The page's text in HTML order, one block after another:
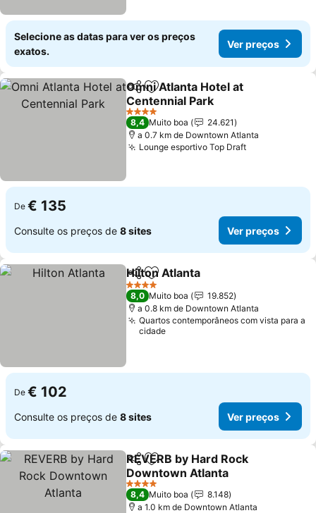
Selecione as datas para ver os preços
exatos.
Ver preços
PartilharAdicionar aos favoritos
Omni Atlanta Hotel at
Centennial Park
Ver preços
4 Estrelas
8,4 Muito boa
24.621
a 0.7 km de Downtown Atlanta
Lounge esportivo Top DraftVer preços
De € 135
Consulte os preços de 8 sites Ver preços
PartilharAdicionar aos favoritos
Hilton Atlanta
4 Estrelas
8,0 Muito boa
19.852
a 0.8 km de Downtown Atlanta
Quartos contemporâneos com vista para a
cidade
De € 102
Consulte os preços de 8 sites Ver preços
PartilharAdicionar aos favoritos
REVERB by Hard Rock
Downtown Atlanta
Ver preços
4 Estrelas
8,4 Muito boa
8.148
a 1.0 km de Downtown Atlanta